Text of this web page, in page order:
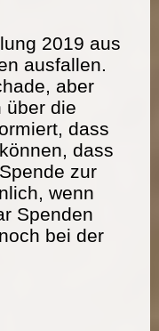
2019 aus
ausfallen.
aber
über die
dass
dass
zur
wenn
Spenden
bei der